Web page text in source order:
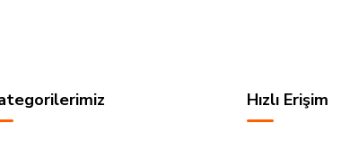
Hızlı Erişim